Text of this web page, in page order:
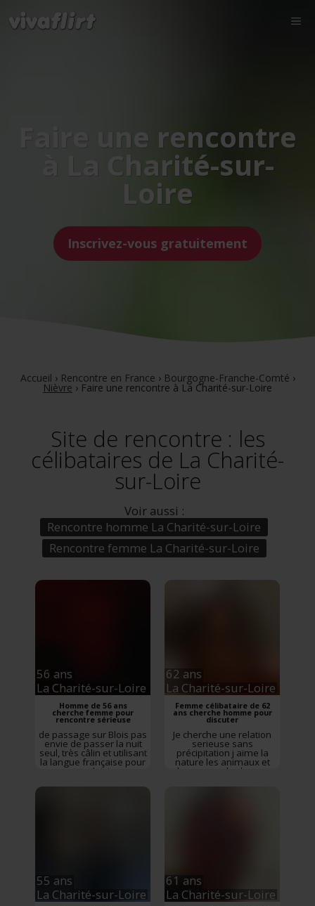
Faire une rencontre
à La Charité-sur-
Loire
Inscrivez-vous gratuitement
Accueil › Rencontre en France › Bourgogne-Franche-Comté ›
Nièvre › Faire une rencontre à La Charité-sur-Loire
Site de rencontre : les
célibataires de La Charité-
sur-Loire
Voir aussi :
Rencontre homme La Charité-sur-Loire
Rencontre femme La Charité-sur-Loire
56 ans
La Charité-sur-Loire
Homme de 56 ans
cherche femme pour
rencontre sérieuse
de passage sur Blois pas
envie de passer la nuit
seul, très câlin et utilisant
la langue française pour
votre plaisir….
62 ans
La Charité-sur-Loire
Femme célibataire de 62
ans cherche homme pour
discuter
Je cherche une relation
serieuse sans
précipitation j aime la
nature les animaux et
beaucoup de choses
prendre au sérieux
55 ans
La Charité-sur-Loire
61 ans
La Charité-sur-Loire